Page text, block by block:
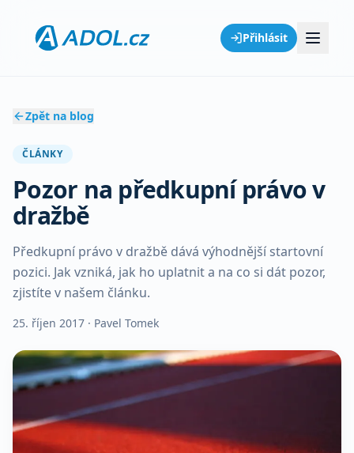
Přihlásit
Zpět na blog
ČLÁNKY
Pozor na předkupní právo v
dražbě
Předkupní právo v dražbě dává výhodnější startovní
pozici. Jak vzniká, jak ho uplatnit a na co si dát pozor,
zjistíte v našem článku.
25. říjen 2017 · Pavel Tomek